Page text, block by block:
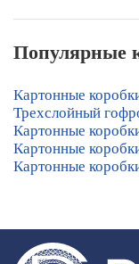
Популярные
Картонные
Трехслойный
Картонные
Картонные
Картонные